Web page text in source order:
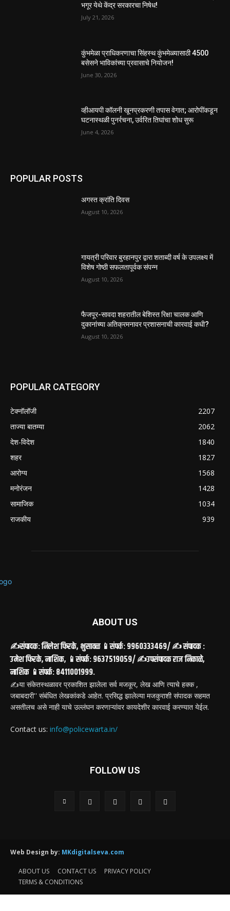
भगूर येथे केंद्र सरकारचा निषेध!
July 21, 2026
कुंभमेळा प्राधिकरणाचा सिंहस्थ कुंभमेळ्यासाठी 4500
बसेसने भाविकांच्या प्रवासाचे नियोजन!
June 30, 2026
व्हीआयपी कॉलनी खूनप्रकरणी तपास वेगात; आरोपींकडून
घटनास्थळी पुनर्रचना, उर्वरित तिघांचा शोध सुरू
June 4, 2026
POPULAR POSTS
अगस्त क्रांति दिवस
August 10, 2026
गायत्री परिवार बुरहानपुर द्वारा शताब्दी वर्ष के उपलक्ष्य में
विशेष गोष्ठी सफलतापूर्वक संपन्न
August 10, 2026
फैजपूर-सावदा शहरातील बेशिस्त रिक्षा चालक आणि
दुकानांच्या अतिक्रमनावर प्रशासनाची कारवाई कधी?
August 10, 2026
POPULAR CATEGORY
टेक्नॉलॉजी
2207
ताज्या बातम्या
2062
देश-विदेश
1840
शहर
1827
आरोग्य
1568
मनोरंजन
1428
सामाजिक
1034
राजकीय
939
ABOUT US
✍️संपादक: निलेश फिरके, भुसावळ 📱संपर्क: 9960333469/ ✍️ संपादक :
उमेश फिरके, नाशिक, 📱संपर्क: 9637519059/ ✍️उपसंपादक राज निकाळे,
नाशिक 📱संपर्क: 8411001999.
✍️या संकेतस्थळावर प्रकाशित झालेला सर्व मजकूर, लेख आणि त्याचे हक्क ,
जबाबदारी'' संबंधित लेखकांकडे आहेत. प्रसिद्ध झालेल्या मजकुराशी संपादक सहमत
असतीलच असे नाही याचे उल्लंघन करणाऱ्यांवर कायदेशीर कारवाई करण्यात येईल.
Contact us: info@policewarta.in/
FOLLOW US
Web Design by: MKdigitalseva.com
ABOUT US CONTACT US
PRIVACY POLICY
TERMS & CONDITIONS